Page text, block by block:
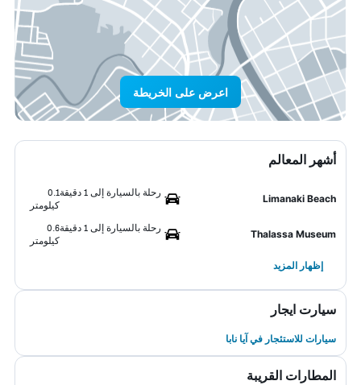
اعرض على الخريطة
أشهر المعالم
Limanaki Beach
رحلة بالسيارة إلى 1 دقيقة
0.1
كيلومتر
Thalassa Museum
رحلة بالسيارة إلى 1 دقيقة
0.6
كيلومتر
إظهار المزيد
سيارت ايجار
سيارات للاستئجار في آيا نابا
المطارات القريبة